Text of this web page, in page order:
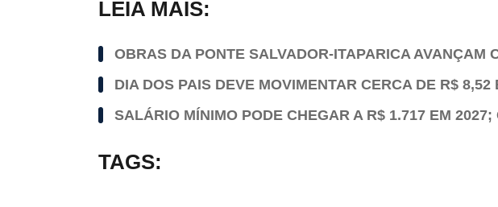
LEIA MAIS:
OBRAS DA PONTE SALVADOR-ITAPARICA AVANÇAM
DIA DOS PAIS DEVE MOVIMENTAR CERCA DE R$
SALÁRIO MÍNIMO PODE CHEGAR A R$ 1.717 EM 2027;
TAGS: